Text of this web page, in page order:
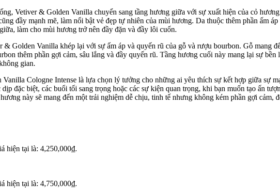
Vetiver & Golden Vanilla chuyển sang tầng hương giữa với sự xuất hiện của cỏ
đầy mạnh mẽ, làm nổi bật vẻ đẹp tự nhiên của mùi hương. Da thuộc thêm phần ấm
làm cho mùi hương trở nên đầy đặn và đầy lôi cuốn.
& Golden Vanilla khép lại với sự ấm áp và quyến rũ của gỗ và rượu bourbon. Gỗ mang
thêm phần gợi cảm, sâu lắng và đầy quyến rũ. Tầng hương cuối này mang lại sự bền
gian.
Cologne Intense là lựa chọn lý tưởng cho những ai yêu thích sự kết hợp giữa sự
đặc biệt, các buổi tối sang trọng hoặc các sự kiện quan trọng, khi bạn muốn tạo ấn
này sẽ mang đến một trải nghiệm dễ chịu, tinh tế nhưng không kém phần gợi cảm,
hiện tại là: 4,250,000₫.
hiện tại là: 4,750,000₫.